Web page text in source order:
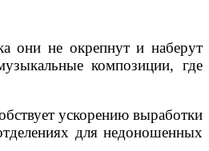
они не окрепнут и наберут
композиции, где
ускорению выработки
для недоношенных